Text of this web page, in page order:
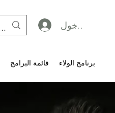
تسجيل الدخول
قائمة البرامج برنامج الولاء